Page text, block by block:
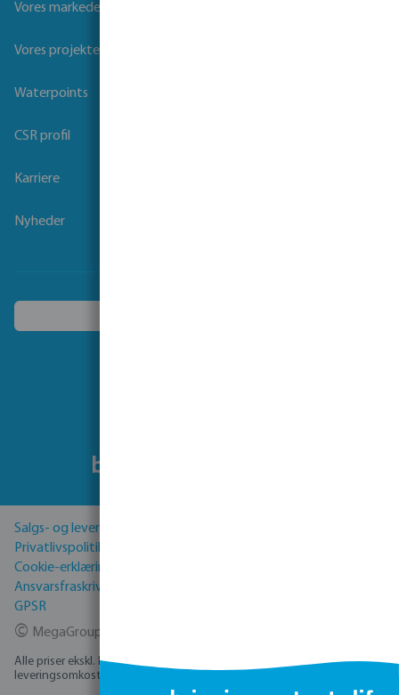
Vores markeder
Vores projekter
Waterpoints
CSR profil
Karriere
Nyheder
Salgs- og leveringsbetingelser
Privatlivspolitik
Cookie-erklæring
Ansvarsfraskrivelse
GPSR
© MegaGroup Trade 2026
Alle priser ekskl. Moms plus
og eventuelle
leveringsomkostninger, hvis ikke andet er angivet.